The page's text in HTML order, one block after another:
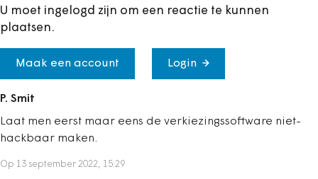
U moet ingelogd zijn om een reactie te kunnen
plaatsen.
Maak een account Login
P. Smit
Laat men eerst maar eens de verkiezingssoftware niet-
hackbaar maken.
Op 13 september 2022, 15:29